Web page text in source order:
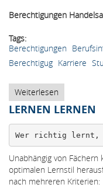
"Erfolg
Berechtigungen
Tags
Berechtigungen
Berechtigug Karriere
Weiterlesen
LERNEN LERNEN
Wer richtig
Unabhängig von
optimalen Lernstil
nach mehreren Kriterien: